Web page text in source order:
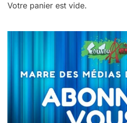
Votre panier est vide.